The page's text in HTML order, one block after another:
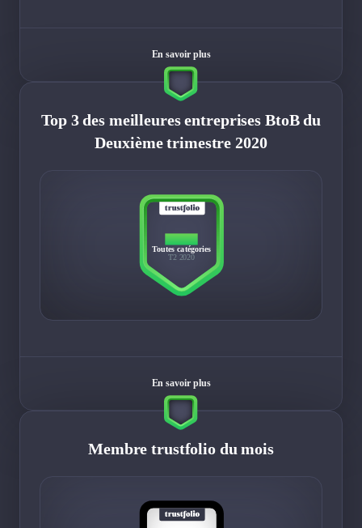
En savoir plus
Top 3 des meilleures entreprises BtoB du
Deuxième trimestre 2020
TOP 3
Toutes catégories
T2 2020
En savoir plus
Membre trustfolio du mois